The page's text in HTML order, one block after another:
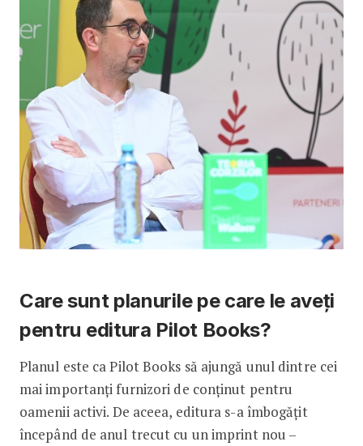
Care sunt planurile pe care le aveți
pentru editura Pilot Books?
Planul este ca Pilot Books să ajungă unul dintre cei
mai importanți furnizori de conținut pentru
oamenii activi. De aceea, editura s-a îmbogățit
începând de anul trecut cu un imprint nou –